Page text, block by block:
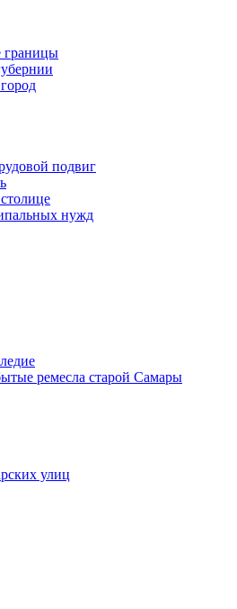
границы
подвиг
нужд
ремесла старой Самары
улиц